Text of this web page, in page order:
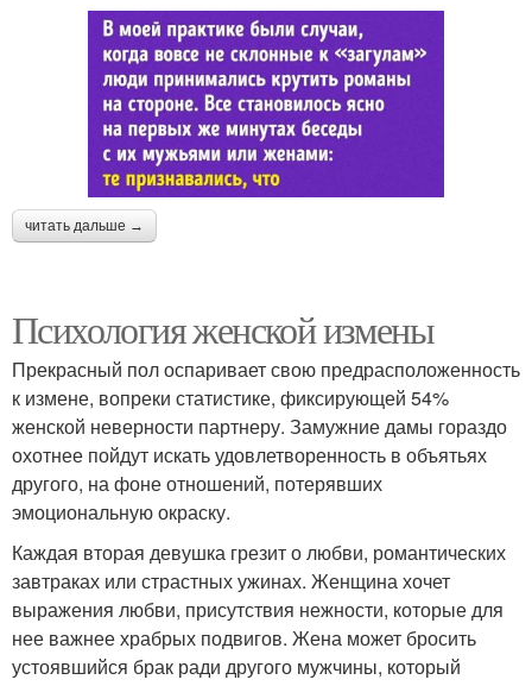
читать дальше →
Психология женской измены
Прекрасный пол оспаривает свою предрасположенность
к измене, вопреки статистике, фиксирующей 54%
женской неверности партнеру. Замужние дамы гораздо
охотнее пойдут искать удовлетворенность в объятьях
другого, на фоне отношений, потерявших
эмоциональную окраску.
Каждая вторая девушка грезит о любви, романтических
завтраках или страстных ужинах. Женщина хочет
выражения любви, присутствия нежности, которые для
нее важнее храбрых подвигов. Жена может бросить
устоявшийся брак ради другого мужчины, который